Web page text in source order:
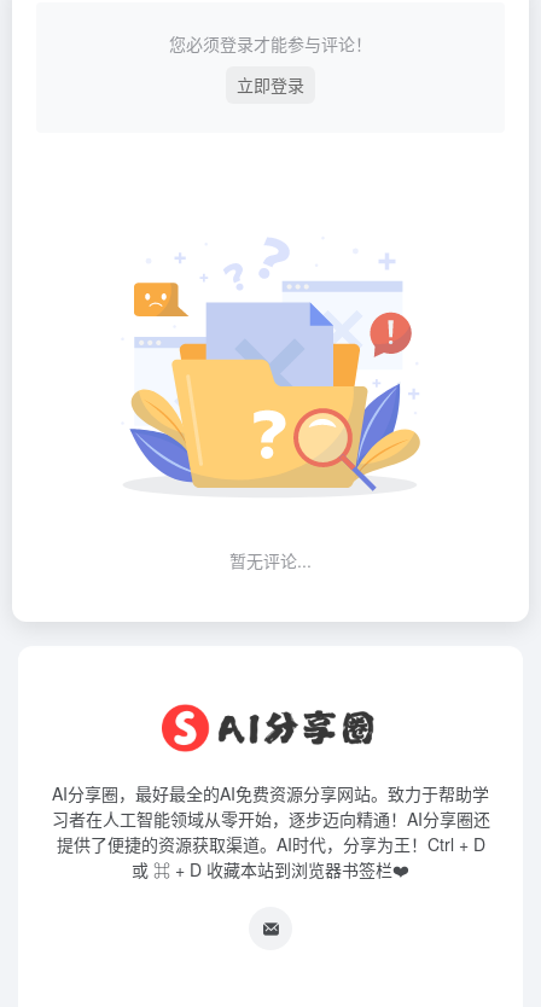
您必须登录才能参与评论！
立即登录
暂无评论...
AI分享圈，最好最全的AI免费资源分享网站。致力于帮助学
习者在人工智能领域从零开始，逐步迈向精通！AI分享圈还
提供了便捷的资源获取渠道。AI时代，分享为王！Ctrl + D
或 ⌘ + D 收藏本站到浏览器书签栏❤️